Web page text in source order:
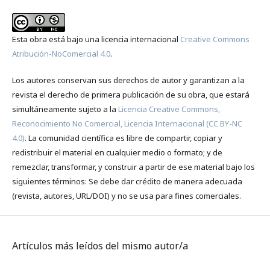
Esta obra está bajo una licencia internacional Creative Commons
Atribución-NoComercial 4.0.
Los autores conservan sus derechos de autor y garantizan a la
revista el derecho de primera publicación de su obra, que estará
simultáneamente sujeto a la Licencia Creative Commons,
Reconocimiento No Comercial, Licencia Internacional (CC BY-NC
4.0). La comunidad científica es libre de compartir, copiar y
redistribuir el material en cualquier medio o formato; y de
remezclar, transformar, y construir a partir de ese material bajo los
siguientes términos: Se debe dar crédito de manera adecuada
(revista, autores, URL/DOI) y no se usa para fines comerciales.
Artículos más leídos del mismo autor/a